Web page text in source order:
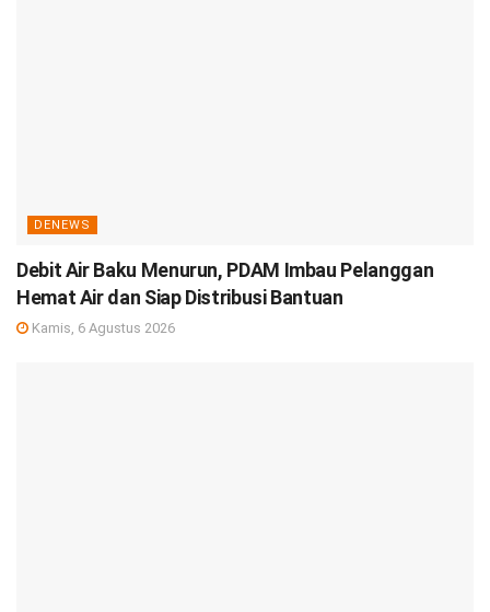
DENEWS
Debit Air Baku Menurun, PDAM Imbau Pelanggan
Hemat Air dan Siap Distribusi Bantuan
Kamis, 6 Agustus 2026